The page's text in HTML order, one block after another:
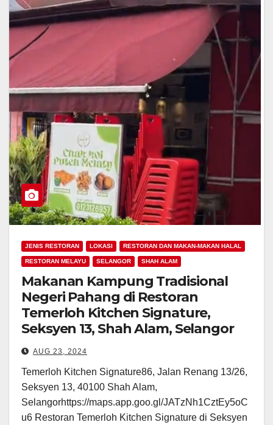
JENIS RESTORAN LOKASI RESTORAN DAN MAKAN-MAKAN HALAL
RESTORAN MELAYU SELANGOR SHAH ALAM
Makanan Kampung Tradisional
Negeri Pahang di Restoran
Temerloh Kitchen Signature,
Seksyen 13, Shah Alam, Selangor
AUG 23, 2024
Temerloh Kitchen Signature86, Jalan Renang 13/26,
Seksyen 13, 40100 Shah Alam,
Selangorhttps://maps.app.goo.gl/JATzNh1CztEy5oC
u6 Restoran Temerloh Kitchen Signature di Seksyen